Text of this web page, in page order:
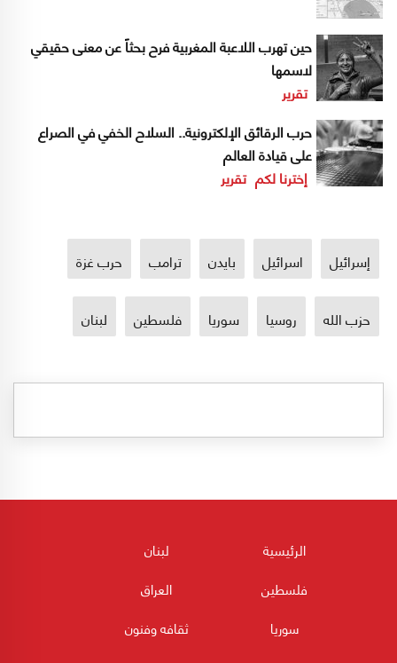
حين تهرب اللاعبة المغربية فرح بحثاً عن معنى حقيقي
لاسمها
تقرير
حرب الرقائق الإلكترونية.. السلاح الخفي في الصراع
على قيادة العالم
إخترنا لكم تقرير
إسرائيل اسرائيل بايدن ترامب حرب غزة
حزب الله روسيا سوريا فلسطين لبنان
الرئيسية
لبنان
فلسطين
العراق
سوريا
ثقافه وفنون